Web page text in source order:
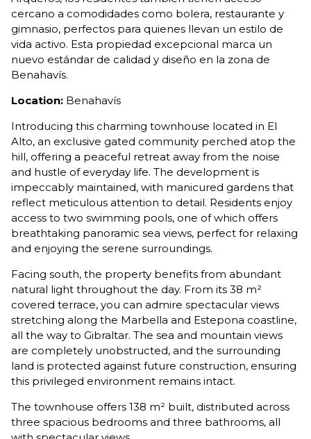
cercano a comodidades como bolera, restaurante y
gimnasio, perfectos para quienes llevan un estilo de
vida activo. Esta propiedad excepcional marca un
nuevo estándar de calidad y diseño en la zona de
Benahavís.
Location: Benahavís
Introducing this charming townhouse located in El
Alto, an exclusive gated community perched atop the
hill, offering a peaceful retreat away from the noise
and hustle of everyday life. The development is
impeccably maintained, with manicured gardens that
reflect meticulous attention to detail. Residents enjoy
access to two swimming pools, one of which offers
breathtaking panoramic sea views, perfect for relaxing
and enjoying the serene surroundings.
Facing south, the property benefits from abundant
natural light throughout the day. From its 38 m²
covered terrace, you can admire spectacular views
stretching along the Marbella and Estepona coastline,
all the way to Gibraltar. The sea and mountain views
are completely unobstructed, and the surrounding
land is protected against future construction, ensuring
this privileged environment remains intact.
The townhouse offers 138 m² built, distributed across
three spacious bedrooms and three bathrooms, all